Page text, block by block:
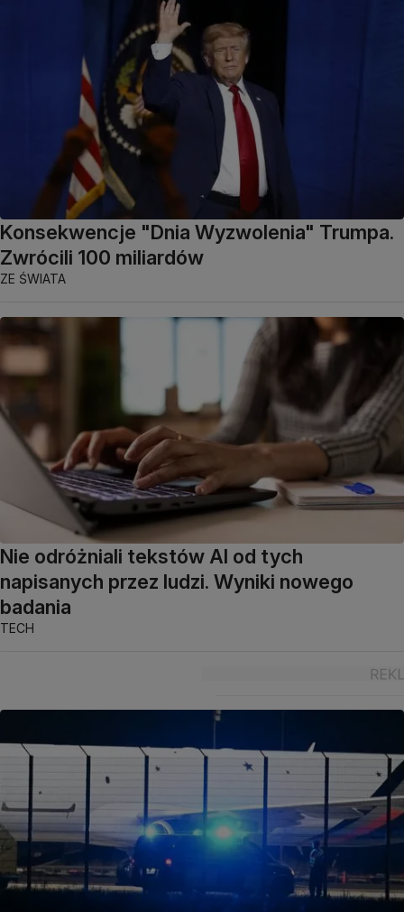
Konsekwencje "Dnia Wyzwolenia" Trumpa.
Zwrócili 100 miliardów
ZE ŚWIATA
Nie odróżniali tekstów AI od tych
napisanych przez ludzi. Wyniki nowego
badania
TECH